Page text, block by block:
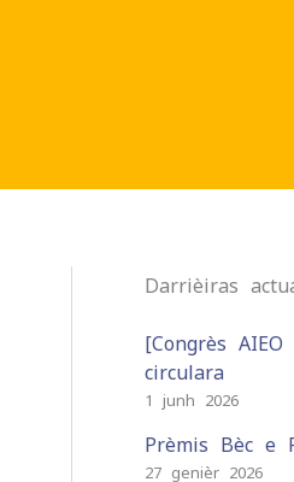
Darrièiras
[Congrès
circulara
1 junh 2026
Prèmis Bèc e
27 genièr 2026